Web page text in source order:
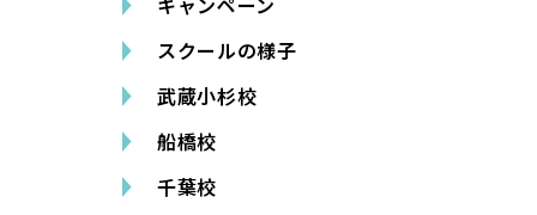
スクールの様子
武蔵小杉校
船橋校
千葉校